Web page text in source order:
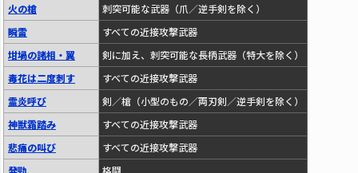
火の槍
刺突可能な武器（爪／逆手剣を除く）
瞬雷
すべての近接攻撃武器
坩堝の諸相・翼
剣に加え、刺突可能な長柄武器（特大を除く）
毒花は二度刺す
すべての近接攻撃武器
霊炎呼び
剣／槍（小型のもの／両刃剣／逆手剣を除く）
神獣霜踏み
すべての近接攻撃武器
悲痛の叫び
すべての近接攻撃武器
発勁
格闘